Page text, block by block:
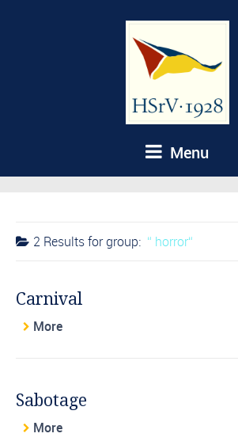
Menu
2 Results forgroup: horror
Carnival
More
Sabotage
More